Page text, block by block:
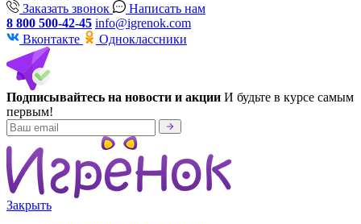
Заказать звонок
Написать нам
8 800 500-42-45 info@igrenok.com
Вконтакте
Одноклассники
Подписывайтесь на новости и акции И будьте в курсе самым
первым!
Закрыть